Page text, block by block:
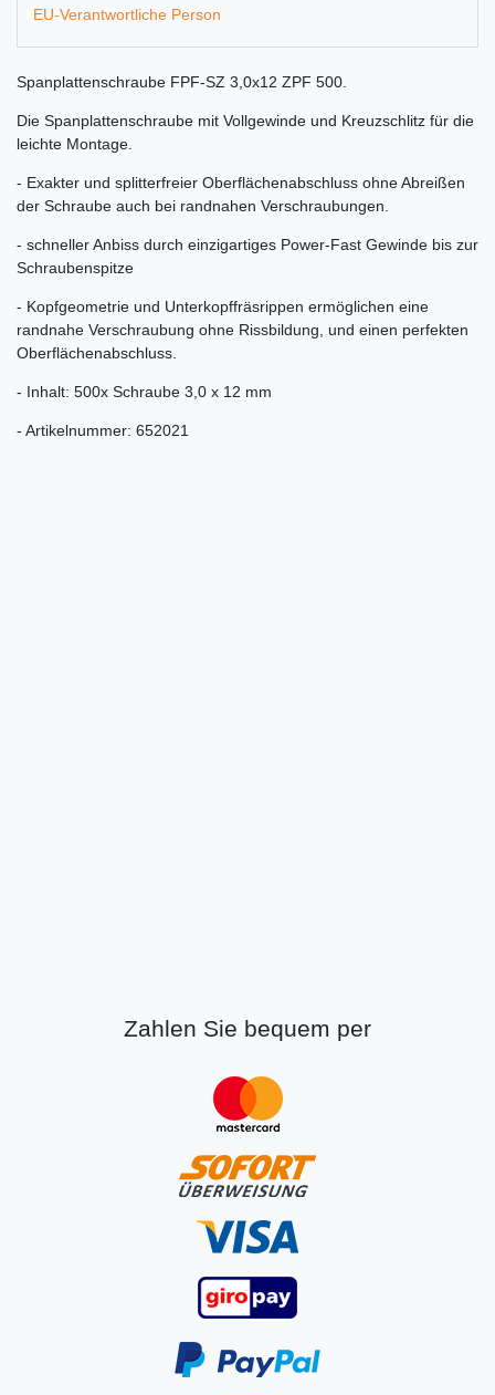
EU-Verantwortliche Person
Spanplattenschraube FPF-SZ 3,0x12 ZPF 500.
Die Spanplattenschraube mit Vollgewinde und Kreuzschlitz für die
leichte Montage.
- Exakter und splitterfreier Oberflächenabschluss ohne Abreißen
der Schraube auch bei randnahen Verschraubungen.
- schneller Anbiss durch einzigartiges Power-Fast Gewinde bis zur
Schraubenspitze
- Kopfgeometrie und Unterkopffräsrippen ermöglichen eine
randnahe Verschraubung ohne Rissbildung, und einen perfekten
Oberflächenabschluss.
- Inhalt: 500x Schraube 3,0 x 12 mm
- Artikelnummer: 652021
Zahlen Sie bequem per